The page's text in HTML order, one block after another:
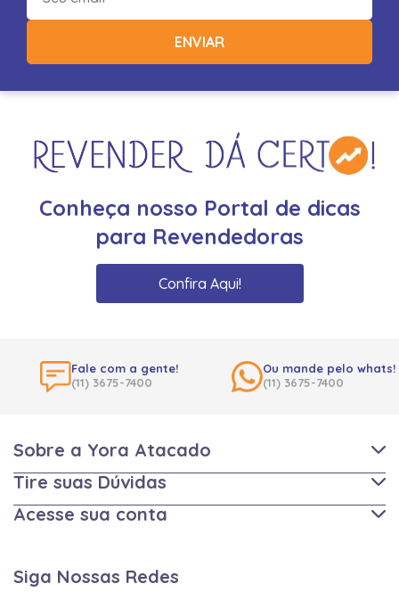
ENVIAR
Conheça nosso Portal de dicas
para Revendedoras
Confira Aqui!
Fale com a gente!
(11) 3675-7400
Ou mande pelo whats!
(11) 3675-7400
Sobre a Yora Atacado
Tire suas Dúvidas
Acesse sua conta
Siga Nossas Redes